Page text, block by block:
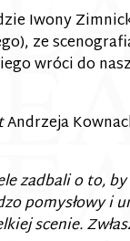
Iwony
ze
wróci do
Andrzeja
zadbali o to,
pomysłowy i
scenie.